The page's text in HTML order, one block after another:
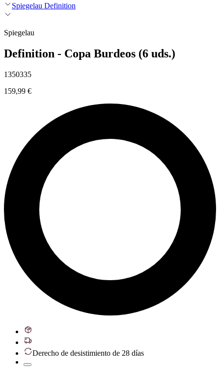
Spiegelau Definition
Spiegelau
Definition - Copa Burdeos (6 uds.)
1350335
159,99 €
Derecho de desistimiento de 28 días